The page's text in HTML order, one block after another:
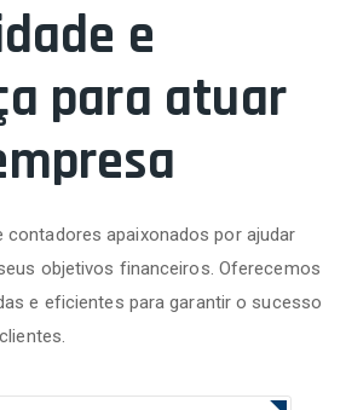
e
para atuar
contadores apaixonados por ajudar
objetivos financeiros. Oferecemos
e eficientes para garantir o sucesso